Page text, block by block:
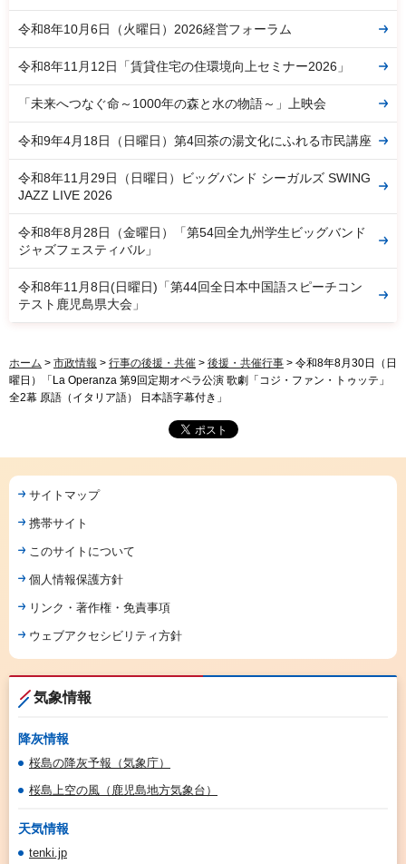
令和8年10月6日（火曜日）2026経営フォーラム
令和8年11月12日「賃貸住宅の住環境向上セミナー2026」
「未来へつなぐ命～1000年の森と水の物語～」上映会
令和9年4月18日（日曜日）第4回茶の湯文化にふれる市民講座
令和8年11月29日（日曜日）ビッグバンド シーガルズ SWING
JAZZ LIVE 2026
令和8年8月28日（金曜日）「第54回全九州学生ビッグバンド
ジャズフェスティバル」
令和8年11月8日(日曜日)「第44回全日本中国語スピーチコン
テスト鹿児島県大会」
ホーム > 市政情報 > 行事の後援・共催 > 後援・共催行事 > 令和8年8月30日（日
曜日）「La Operanza 第9回定期オペラ公演 歌劇「コジ・ファン・トゥッテ」
全2幕 原語（イタリア語） 日本語字幕付き」
サイトマップ
携帯サイト
このサイトについて
個人情報保護方針
リンク・著作権・免責事項
ウェブアクセシビリティ方針
気象情報
降灰情報
桜島の降灰予報（気象庁）
桜島上空の風（鹿児島地方気象台）
天気情報
tenki.jp